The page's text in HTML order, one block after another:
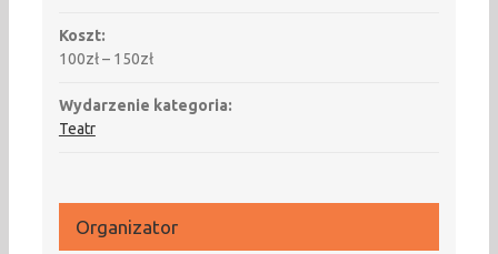
Koszt:
100zł – 150zł
Wydarzenie kategoria:
Teatr
Organizator